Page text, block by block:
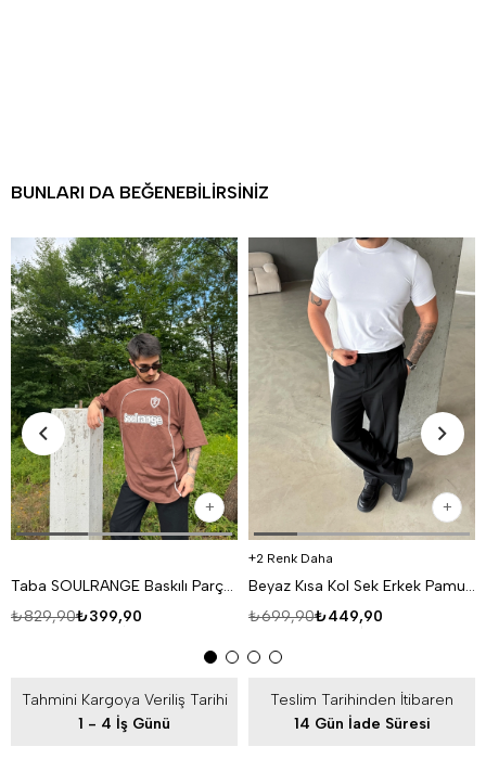
BUNLARI DA BEĞENEBILIRSINIZ
Taba SOULRANGE Baskılı Parçalı Oversize T-SHIRT PNC 1009
₺399,90
₺829,90
2 Renk Daha
Beyaz Kısa Kol Sek Erkek Pamuk Likralı T-SHİRT SC
₺449,90
₺699,90
Tahmini Kargoya Veriliş Tarihi
1 - 4 İş Günü
Teslim Tarihinden İtibaren
14 Gün İade Süresi